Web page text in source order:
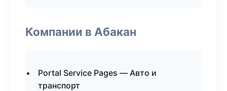
Компании в Абакан
Portal Service Pages — Авто и
транспорт